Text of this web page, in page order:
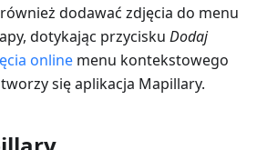
dodawać zdjęcia do menu
dotykając przycisku Dodaj
online menu kontekstowego
się aplikacja Mapillary.